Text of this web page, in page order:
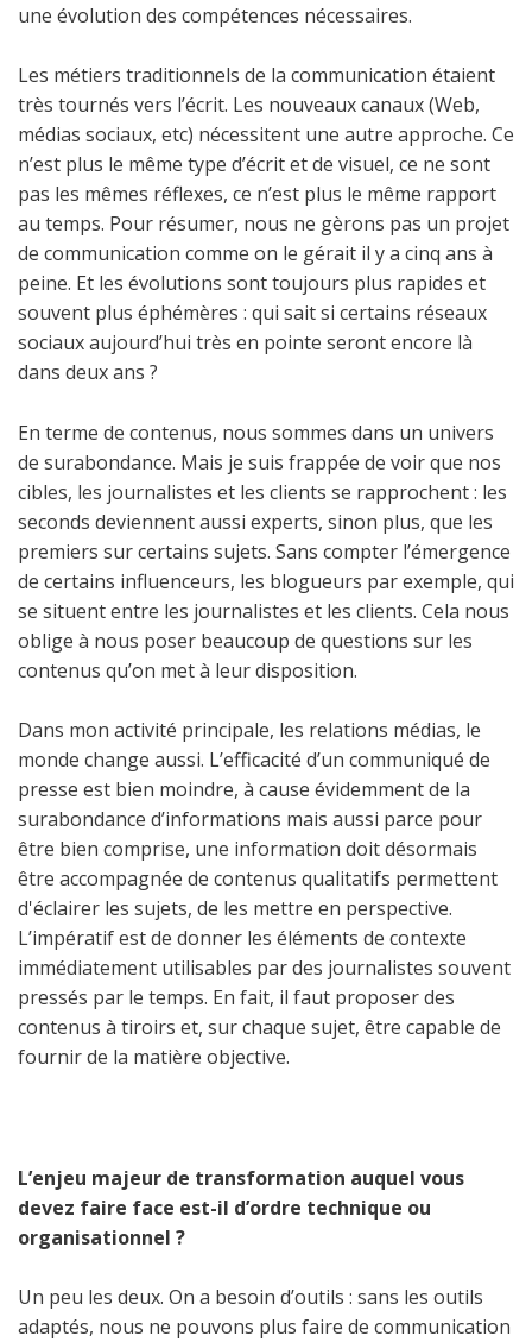
une évolution des compétences nécessaires.
Les métiers traditionnels de la communication étaient
très tournés vers l’écrit. Les nouveaux canaux (Web,
médias sociaux, etc) nécessitent une autre approche. Ce
n’est plus le même type d’écrit et de visuel, ce ne sont
pas les mêmes réflexes, ce n’est plus le même rapport
au temps. Pour résumer, nous ne gèrons pas un projet
de communication comme on le gérait il y a cinq ans à
peine. Et les évolutions sont toujours plus rapides et
souvent plus éphémères : qui sait si certains réseaux
sociaux aujourd’hui très en pointe seront encore là
dans deux ans ?
En terme de contenus, nous sommes dans un univers
de surabondance. Mais je suis frappée de voir que nos
cibles, les journalistes et les clients se rapprochent : les
seconds deviennent aussi experts, sinon plus, que les
premiers sur certains sujets. Sans compter l’émergence
de certains influenceurs, les blogueurs par exemple, qui
se situent entre les journalistes et les clients. Cela nous
oblige à nous poser beaucoup de questions sur les
contenus qu’on met à leur disposition.
Dans mon activité principale, les relations médias, le
monde change aussi. L’efficacité d’un communiqué de
presse est bien moindre, à cause évidemment de la
surabondance d’informations mais aussi parce pour
être bien comprise, une information doit désormais
être accompagnée de contenus qualitatifs permettent
d'éclairer les sujets, de les mettre en perspective.
L’impératif est de donner les éléments de contexte
immédiatement utilisables par des journalistes souvent
pressés par le temps. En fait, il faut proposer des
contenus à tiroirs et, sur chaque sujet, être capable de
fournir de la matière objective.
L’enjeu majeur de transformation auquel vous
devez faire face est-il d’ordre technique ou
organisationnel ?
Un peu les deux. On a besoin d’outils : sans les outils
adaptés, nous ne pouvons plus faire de communication